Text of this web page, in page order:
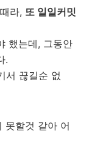
라, 또 일일커밋
했는데, 그동안
.
서 끊길순 없
못할것 같아 어